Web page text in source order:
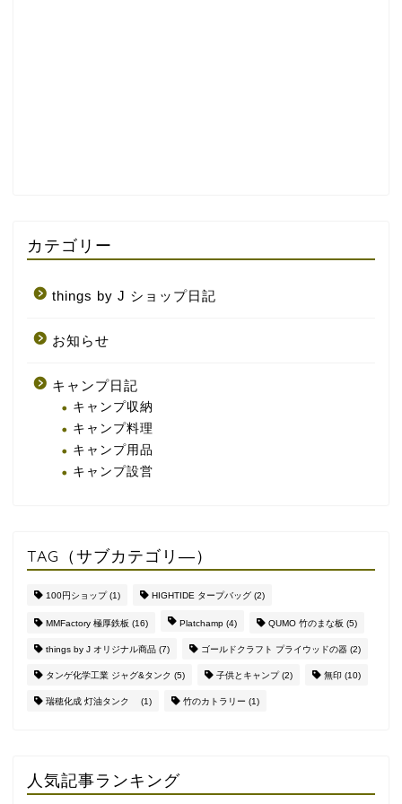
カテゴリー
things by J ショップ日記
お知らせ
キャンプ日記
キャンプ収納
キャンプ料理
キャンプ用品
キャンプ設営
TAG（サブカテゴリ―）
100円ショップ(1) HIGHTIDE タープバッグ (2)
MMFactory 極厚鉄板 (16) Platchamp (4) QUMO 竹のまな板 (5)
things by J オリジナル商品 (7) ゴールドクラフト プライウッドの器 (2)
タンゲ化学工業 ジャグ&タンク (5) 子供とキャンプ(2) 無印 (10)
瑞穂化成 灯油タンク (1) 竹のカトラリー (1)
人気記事ランキング